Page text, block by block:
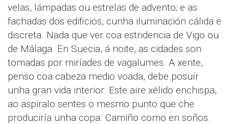
velas, lámpadas ou estrelas de advento; e as
fachadas dos edificios, cunha iluminación cálida e
discreta. Nada que ver coa estridencia de Vigo ou
de Málaga. En Suecia, á noite, as cidades son
tomadas por miríades de vagalumes. A xente,
penso coa cabeza medio voada, debe posuír
unha gran vida interior. Este aire xélido enchispa,
ao aspiralo sentes o mesmo punto que che
produciría unha copa. Camiño como en soños.